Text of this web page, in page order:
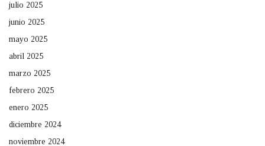
julio 2025
junio 2025
mayo 2025
abril 2025
marzo 2025
febrero 2025
enero 2025
diciembre 2024
noviembre 2024